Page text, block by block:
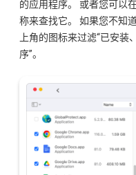
的应用程序。 或者您可以
称来查找它。 如果您不知
上角的图标来过滤“已安
序”。